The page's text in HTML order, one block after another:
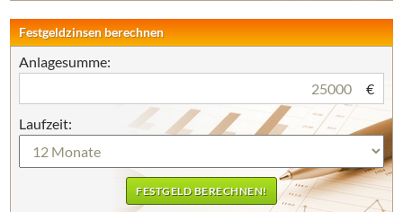
Festgeldzinsen berechnen
Anlagesumme:
€
Laufzeit: